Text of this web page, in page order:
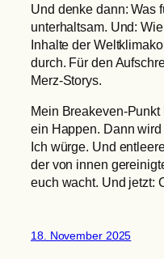
Und denke dann: Was
unterhaltsam. Und:
Inhalte der
durch. Für den
Merz-Storys.
Mein Breakeven-
ein Happen. Dann
Ich würge. Und
der von innen
euch wacht. Und jetzt:
18. November 2025